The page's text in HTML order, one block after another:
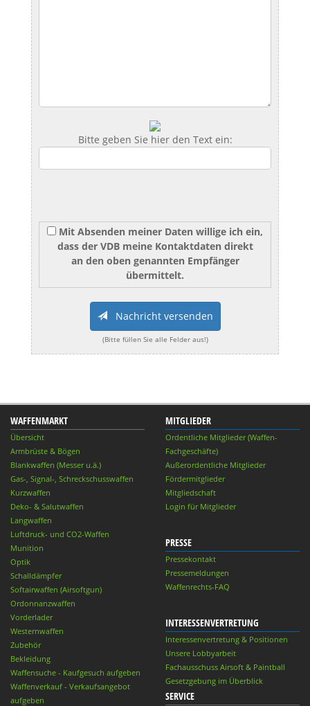
Bitte geben Sie hier den Text ein:
Mit Absenden meiner Daten willige ich ein,
dass der VDB meine Kontaktdaten direkt
an den oben genannten Empfänger
übermittelt.
Nachricht versenden
(Bitte füllen Sie alle Felder aus!)
WAFFENMARKT
Übersicht
Armbrüste & Bögen
Blankwaffen (Messer u.ä.)
Gas-, Signal-, Schreckschusswaffen
Kurzwaffen
Deko- & Salutwaffen
Langwaffen
Luftdruck- und CO2-Waffen
Munition
Optik
Schalldämpfer
Softairwaffen (Airsoftgun)
Ordonnanzwaffen
Vorderlader
Westernwaffen
Zubehör
Bekleidung
Waffensuche - Kaufgesuch aufgeben
Waffenverkauf - Verkaufsangebot
aufgeben
MITGLIEDER
Ordentliche Mitglieder (Waffen-
Fachgeschäfte)
Außerordentliche Mitglieder
Fördermitglieder
Mitgliedschaft
Login für Mitglieder
PRESSE
Pressekontakt
Pressemeldungen
Waffenrechts-FAQ
INTERESSENVERTRETUNG
Interessenvertretung & Positionen
Unsere Lobbyarbeit
Fachausschuss Airsoft & Paintball
Gesetzgebung im Überblick
SERVICE